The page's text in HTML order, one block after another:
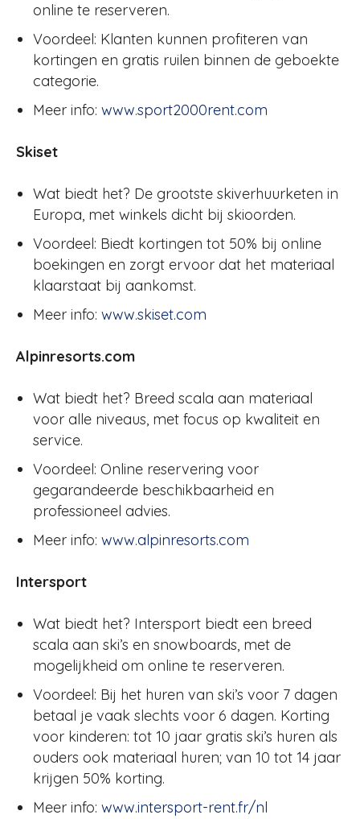
online te reserveren.
Voordeel: Klanten kunnen profiteren van
kortingen en gratis ruilen binnen de geboekte
categorie.
Meer info: www.sport2000rent.com
Skiset
Wat biedt het? De grootste skiverhuurketen in
Europa, met winkels dicht bij skioorden.
Voordeel: Biedt kortingen tot 50% bij online
boekingen en zorgt ervoor dat het materiaal
klaarstaat bij aankomst.
Meer info: www.skiset.com
Alpinresorts.com
Wat biedt het? Breed scala aan materiaal
voor alle niveaus, met focus op kwaliteit en
service.
Voordeel: Online reservering voor
gegarandeerde beschikbaarheid en
professioneel advies.
Meer info: www.alpinresorts.com
Intersport
Wat biedt het? Intersport biedt een breed
scala aan ski’s en snowboards, met de
mogelijkheid om online te reserveren.
Voordeel: Bij het huren van ski’s voor 7 dagen
betaal je vaak slechts voor 6 dagen. Korting
voor kinderen: tot 10 jaar gratis ski’s huren als
ouders ook materiaal huren; van 10 tot 14 jaar
krijgen 50% korting.
Meer info: www.intersport-rent.fr/nl